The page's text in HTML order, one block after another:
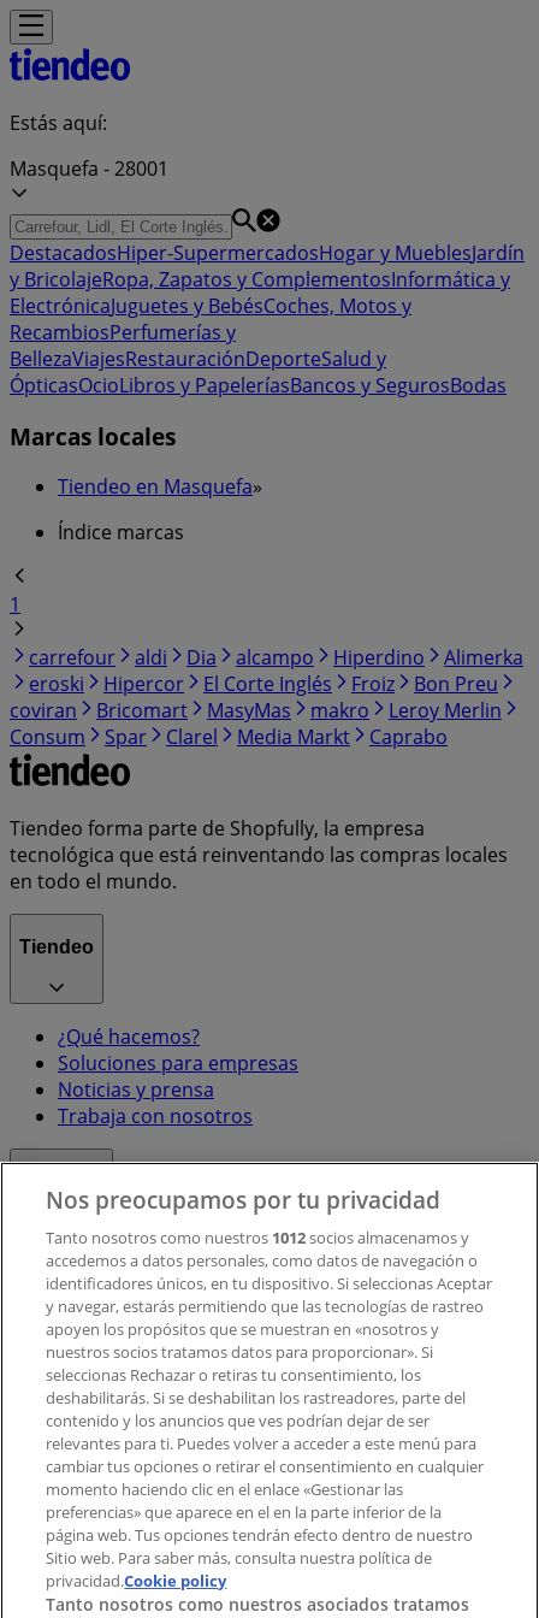
Estás aquí:
Masquefa - 28001
DestacadosHiper-SupermercadosHogar y MueblesJardín
y BricolajeRopa, Zapatos y ComplementosInformática y
ElectrónicaJuguetes y BebésCoches, Motos y
RecambiosPerfumerías y
BellezaViajesRestauraciónDeporteSalud y
ÓpticasOcioLibros y PapeleríasBancos y SegurosBodas
Marcas locales
Tiendeo en Masquefa»
Índice marcas
1
carrefour
aldi Dia alcampo Hiperdino
Alimerka
eroski
Hipercor El Corte Inglés Froiz
Bon Preu
coviran
Bricomart MasyMas makro
Leroy Merlin
Consum
Spar Clarel Media Markt Caprabo
Tiendeo forma parte de Shopfully, la empresa
tecnológica que está reinventando las compras locales
en todo el mundo.
Tiendeo
¿Qué hacemos?
Soluciones para empresas
Noticias y prensa
Trabaja con nosotros
Contacto comercial y de marketing
Tienda mal colocada en el mapa
Notificar un folleto
¿Encontraste un problema en la web o en la
aplicación?
Índices
Marcas
Marcas locales
Negocios
Negocios cercanos
Nos preocupamos por tu privacidad
Tanto nosotros como nuestros 1012socios almacenamos y
accedemos a datos personales, como datos de navegación o
identificadores únicos, en tu dispositivo. Si seleccionas Aceptar
y navegar, estarás permitiendo que las tecnologías de rastreo
apoyen los propósitos que se muestran en «nosotros y
nuestros socios tratamos datos para proporcionar». Si
seleccionas Rechazar o retiras tu consentimiento, los
deshabilitarás. Si se deshabilitan los rastreadores, parte del
contenido y los anuncios que ves podrían dejar de ser
relevantes para ti. Puedes volver a acceder a este menú para
cambiar tus opciones o retirar el consentimiento en cualquier
momento haciendo clic en el enlace «Gestionar las
preferencias» que aparece en el en la parte inferior de la
página web. Tus opciones tendrán efecto dentro de nuestro
Sitio web. Para saber más, consulta nuestra política de
privacidad.Cookie policy
Tanto nosotros como nuestros asociados tratamos